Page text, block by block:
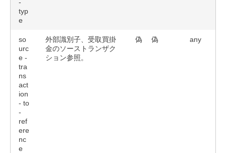
-
typ
e
so
urc
e -
tra
ns
act
ion
- to
-
ref
ere
nc
e
外部識別子、受取買掛
金のソーストランザク
ション参照。
偽 偽 any